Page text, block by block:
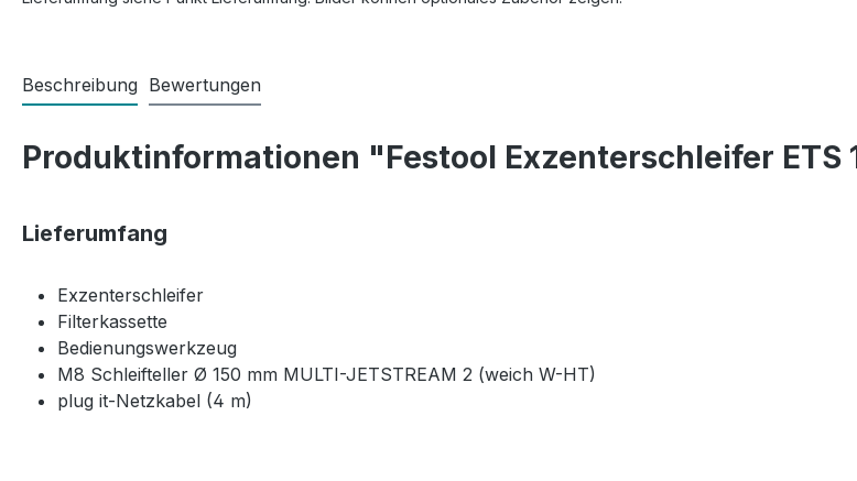
Beschreibung Bewertungen
Produktinformationen "Festool Exzenterschleifer ETS
Lieferumfang
Exzenterschleifer
Filterkassette
Bedienungswerkzeug
M8 Schleifteller Ø 150 mm MULTI-JETSTREAM 2 (weich W-HT)
plug it-Netzkabel (4 m)